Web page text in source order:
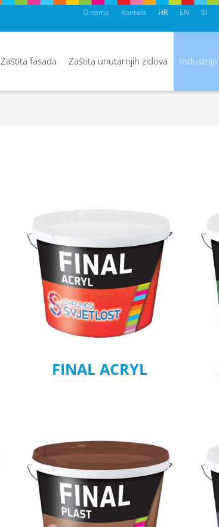
HR EN SI
O nama Kontakt
Zaštita fasada Zaštita unutarnjih zidova Industrija
FINAL ACRYL